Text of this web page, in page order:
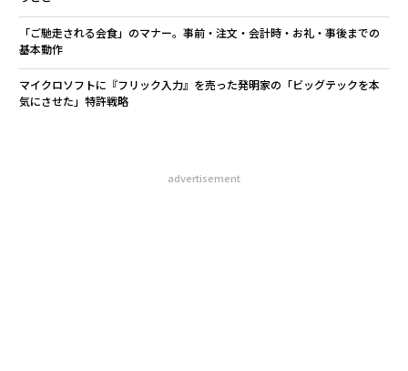
「ご馳走される会食」のマナー。事前・注文・会計時・お礼・事後までの
基本動作
マイクロソフトに『フリック入力』を売った発明家の「ビッグテックを本
気にさせた」特許戦略
advertisement